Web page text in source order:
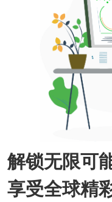
解锁无限可
享受全球精